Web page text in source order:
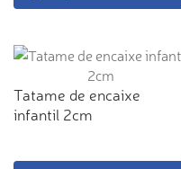
Tatame de encaixe
infantil 2cm